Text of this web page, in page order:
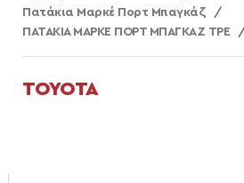
Πατάκια Μαρκέ Πορτ Μπαγκάζ
ΠΑΤΑΚΙΑ ΜΑΡΚΕ ΠΟΡΤ ΜΠΑΓΚΑΖ TPE
TOYOTA